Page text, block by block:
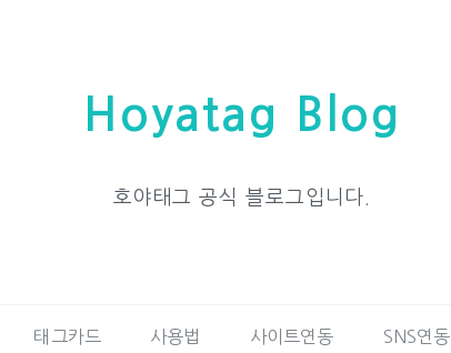
Hoyatag Blog
호야태그 공식 블로그입니다.
태그카드 사용법 사이트연동 SNS연동